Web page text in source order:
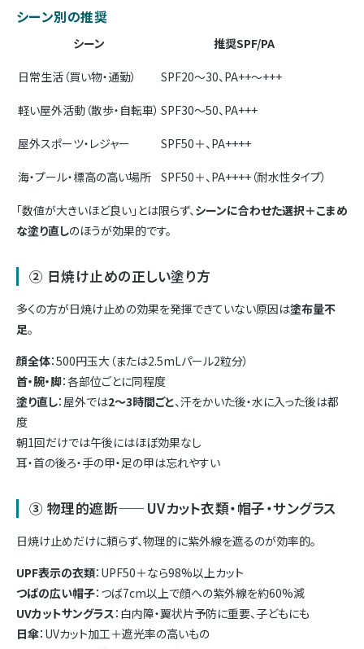
シーン別の推奨
シーン 推奨SPF/PA
日常生活（買い物・通勤） SPF20〜30、PA++〜+++
軽い屋外活動（散歩・自転車） SPF30〜50、PA+++
屋外スポーツ・レジャー SPF50＋、PA++++
海・プール・標高の高い場所 SPF50＋、PA++++（耐水性タイプ）
「数値が大きいほど良い」とは限らず、 シーンに合わせた選択＋こまめ
な塗り直しのほうが効果的です。
② 日焼け止めの正しい塗り方
多くの方が日焼け止めの効果を発揮できていない原因は塗布量不
足。
顔全体：500円玉大（または2.5mLパール2粒分）
首・腕・脚：各部位ごとに同程度
塗り直し：屋外では2〜3時間ごと、汗をかいた後・水に入った後は都
度
朝1回だけでは午後にはほぼ効果なし
耳・首の後ろ・手の甲・足の甲は忘れやすい
③ 物理的遮断——UVカット衣類・帽子・サングラス
日焼け止めだけに頼らず、物理的に紫外線を遮るのが効率的。
UPF表示の衣類：UPF50＋なら98%以上カット
つばの広い帽子：つば7cm以上で顔への紫外線を約60%減
UVカットサングラス：白内障・翼状片予防に重要、子どもにも
日傘：UVカット加工＋遮光率の高いもの